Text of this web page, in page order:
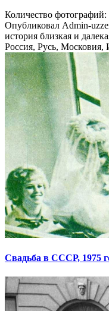
Количество фотографий:
Опубликовал Admin-
история близкая и
Россия, Русь, Московия,
Свадьба в СССР, 1975